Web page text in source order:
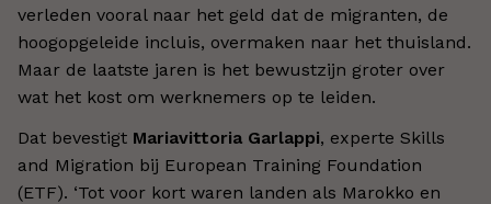
verleden vooral naar het geld dat de migranten, de
hoogopgeleide incluis, overmaken naar het thuisland.
Maar de laatste jaren is het bewustzijn groter over
wat het kost om werknemers op te leiden.
Dat bevestigt Mariavittoria Garlappi, experte Skills
and Migration bij European Training Foundation
(ETF). ‘Tot voor kort waren landen als Marokko en